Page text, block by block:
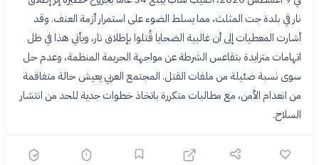
نار في بلدة جت المثلث، مما يسلط الضوء على استمرار أزمة العنف. وقد
أشارت المعطيات إلى أن غالبية الضحايا قُتلوا بإطلاق نار، ويأتي هذا في ظل
اتهامات متزايدة بتقاعس الشرطة عن مواجهة الجريمة المنظمة، وعدم حل
سوى نسبة ضئيلة من ملفات القتل. المجتمع العربي يعيش حالة متفاقمة
من انعدام الأمن، مع مطالبات متكررة باتخاذ خطوات جدية للحد من انتشار
السلاح.